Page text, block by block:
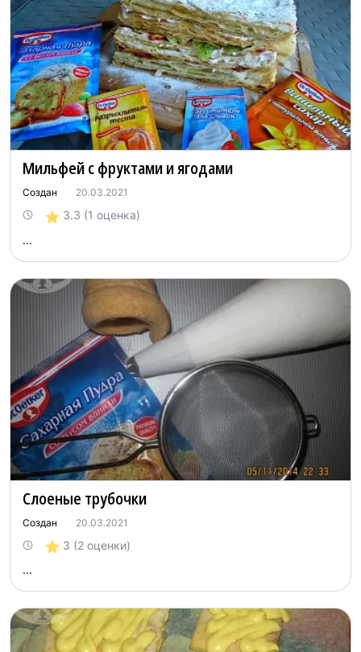
Мильфей с фруктами и ягодами
Создан 20.03.2021
3.3 (1 оценка)
...
Слоеные трубочки
Создан 20.03.2021
3 (2 оценки)
...